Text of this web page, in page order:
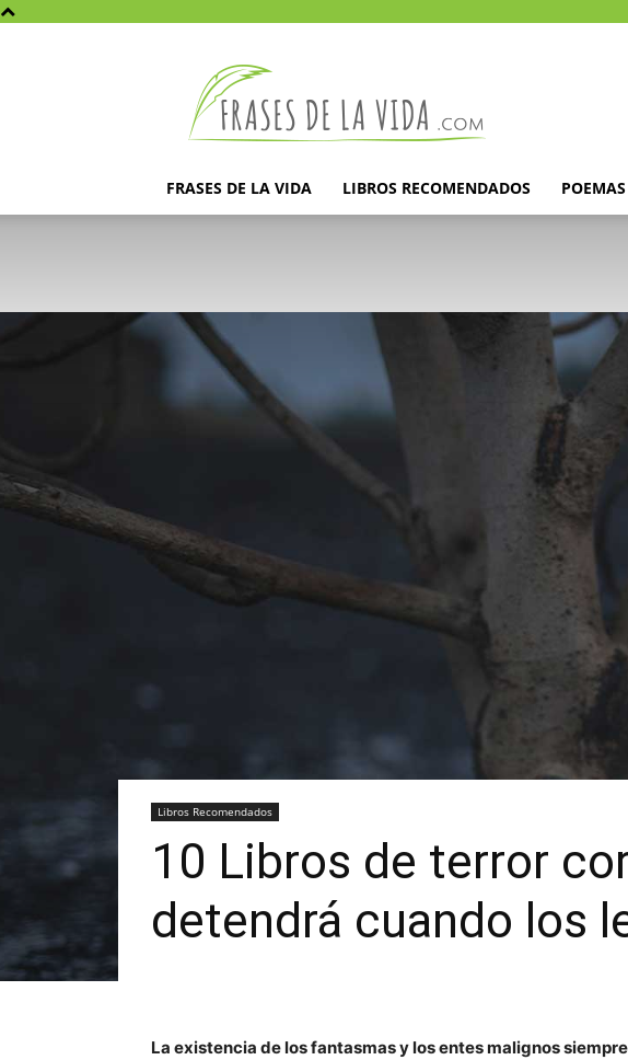
la
vida
FRASES DE LA VIDA LIBROS RECOMENDADOS POEMAS
Libros Recomendados
10 Libros de terror
detendrá cuando los
La existencia de los fantasmas y los entes malignos